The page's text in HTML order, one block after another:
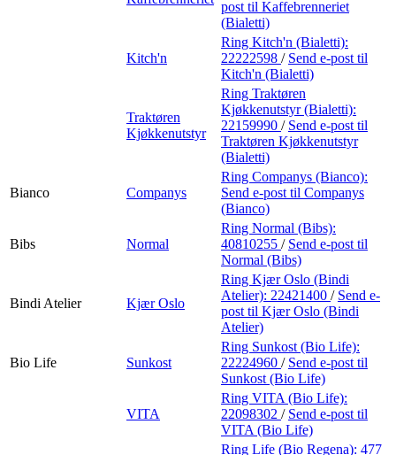
post til Kaffebrenneriet
(Bialetti)
Kitch'n
Ring Kitch'n (Bialetti):
22222598 / Send e-post til
Kitch'n (Bialetti)
Traktøren
Kjøkkenutstyr
Ring Traktøren
Kjøkkenutstyr (Bialetti):
22159990 / Send e-post til
Traktøren Kjøkkenutstyr
(Bialetti)
Bianco Companys
Ring Companys (Bianco):
Send e-post til Companys
(Bianco)
Bibs Normal
Ring Normal (Bibs):
40810255 / Send e-post til
Normal (Bibs)
Bindi Atelier Kjær Oslo
Ring Kjær Oslo (Bindi
Atelier): 22421400 / Send e-
post til Kjær Oslo (Bindi
Atelier)
Bio Life Sunkost
Ring Sunkost (Bio Life):
22224960 / Send e-post til
Sunkost (Bio Life)
VITA
Ring VITA (Bio Life):
22098302 / Send e-post til
VITA (Bio Life)
Ring Life (Bio Regena): 477